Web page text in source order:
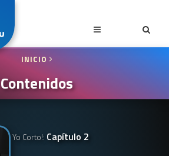
INICIO
Contenidos
Yo Corto!: Capítulo 2